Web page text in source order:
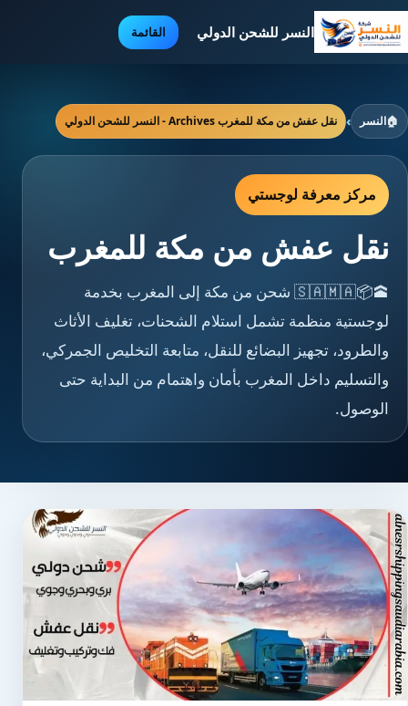
النسر للشحن الدولي القائمة
🏠النسر › نقل عفش من مكة للمغرب Archives - النسر للشحن الدولي
مركز معرفة لوجستي
نقل عفش من مكة للمغرب
🕋📦🇸🇦🇲🇦 شحن من مكة إلى المغرب بخدمة
لوجستية منظمة تشمل استلام الشحنات، تغليف الأثاث
والطرود، تجهيز البضائع للنقل، متابعة التخليص الجمركي،
والتسليم داخل المغرب بأمان واهتمام من البداية حتى
الوصول.